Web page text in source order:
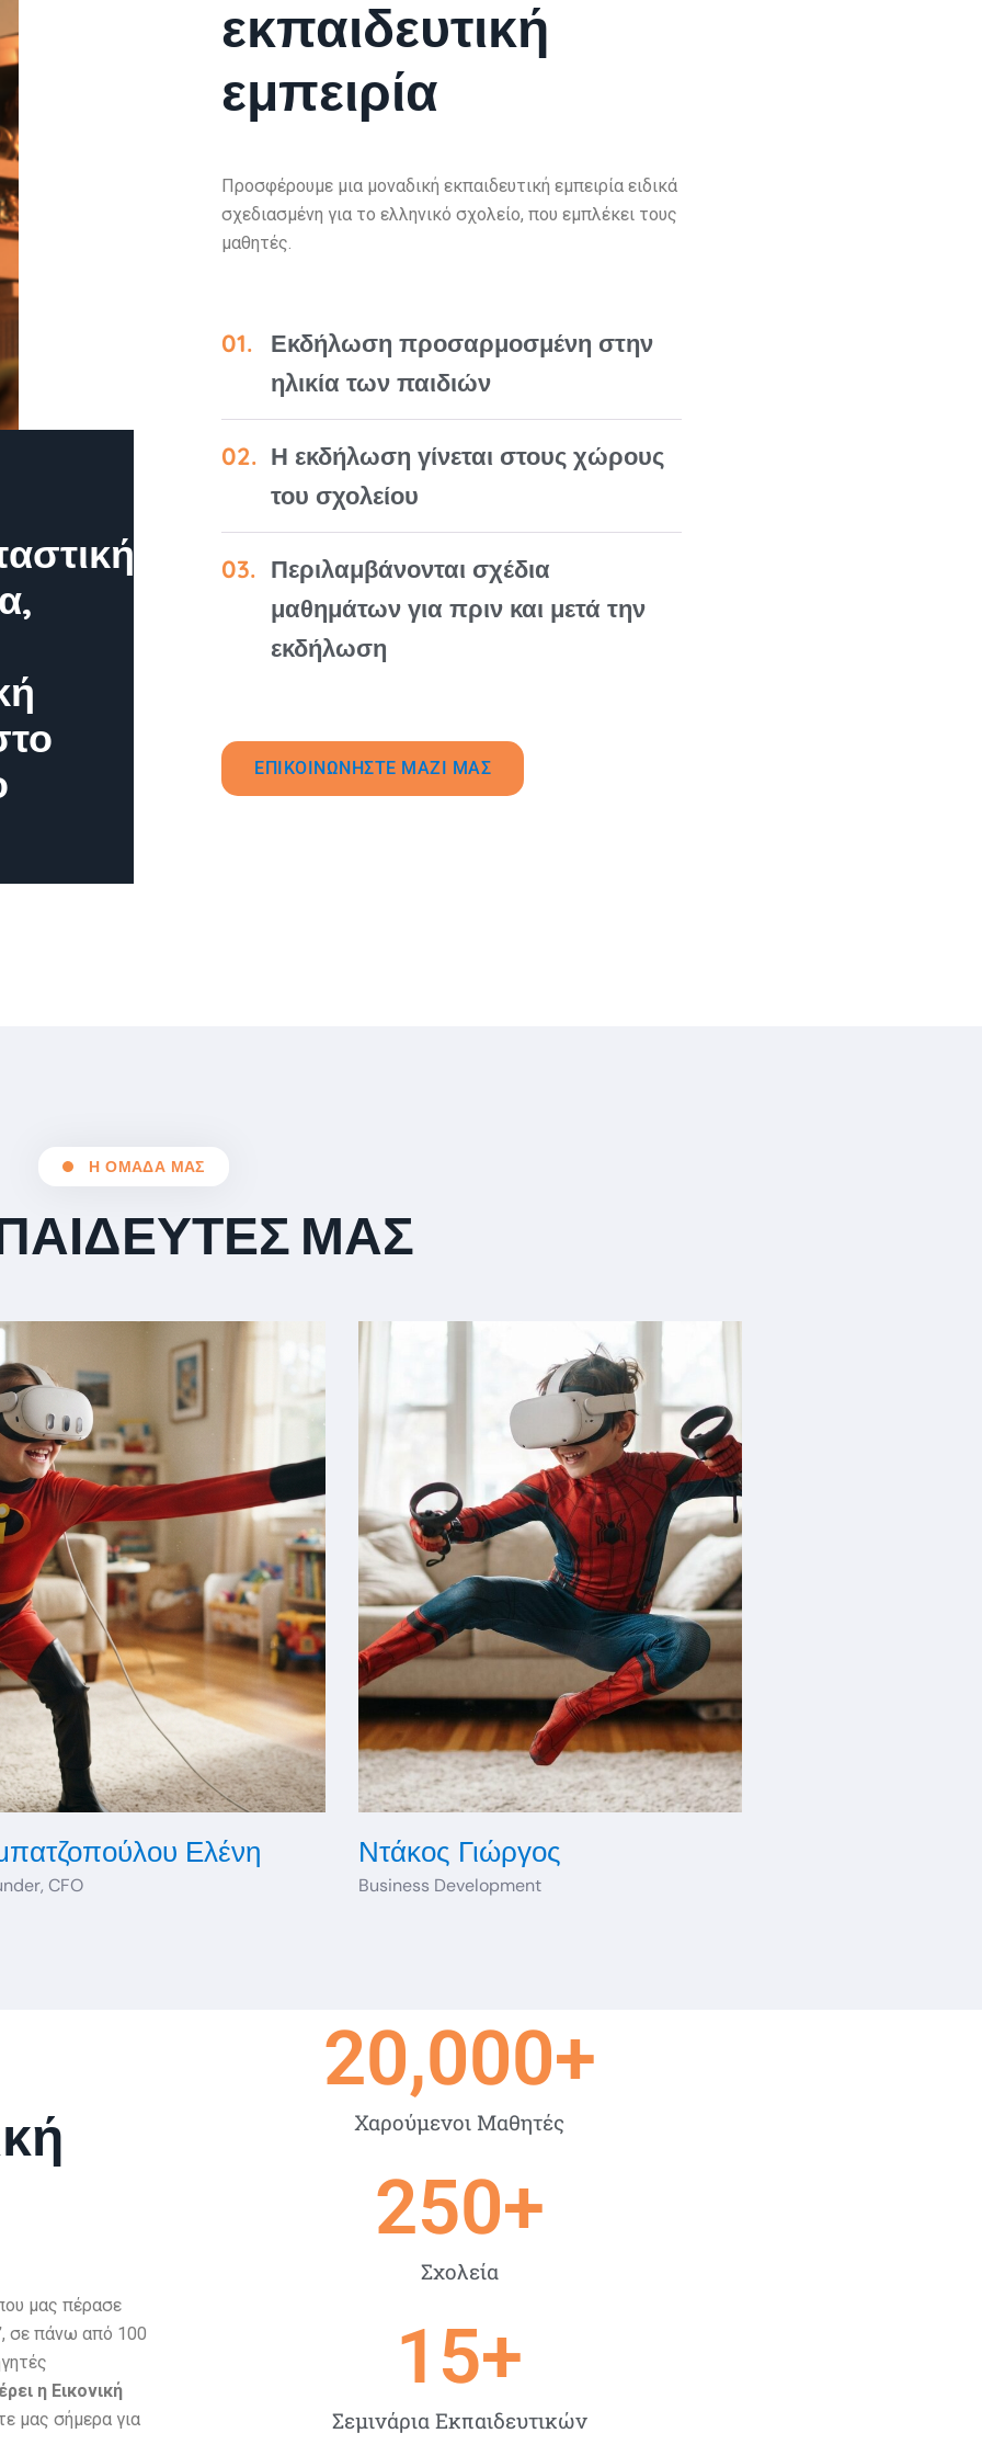
εκπαιδευτική
εμπειρία
Προσφέρουμε μια μοναδική εκπαιδευτική εμπειρία ειδικά
σχεδιασμένη για το ελληνικό σχολείο, που εμπλέκει τους
μαθητές.
Εκδήλωση προσαρμοσμένη στην
ηλικία των παιδιών
Η εκδήλωση γίνεται στους χώρους
του σχολείου
Περιλαμβάνονται σχέδια
μαθημάτων για πριν και μετά την
εκδήλωση
ΕΠΙΚΟΙΝΩΝΗΣΤΕ ΜΑΖΙ ΜΑΣ
Η ΟΜΑΔΑ ΜΑΣ
ΜΑΣ
Ελένη
CFO
Ντάκος Γιώργος
Business Development
μας πέρασε
, σε πάνω από 100
η Εικονική
μας σήμερα για
Χαρούμενοι Μαθητές
20,000+
Σχολεία
250+
Σεμινάρια Εκπαιδευτικών
15+